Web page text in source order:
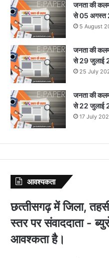
जनता की
से 05 अगस्त
5 August
जनता की
से 29 जुलाई
25 July
जनता की
से 22 जुलाई
17 July
आवश्‍यकता
छत्‍तीसगढ़ में जिला,
स्‍तर पर संवाददाता -
आवश्‍कता है।